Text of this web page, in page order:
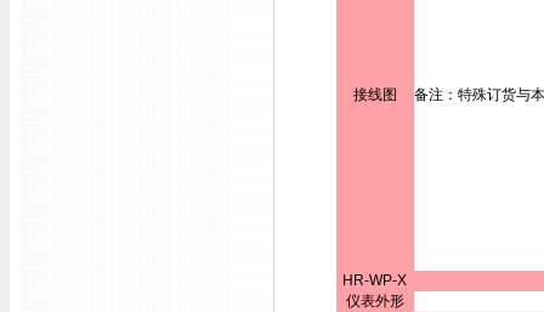
接线图 备注：特殊订货与
HR-WP-X
仪表外形